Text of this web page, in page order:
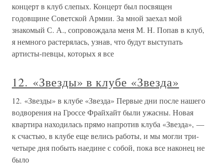
концерт в клуб слепых. Концерт был посвящен
годовщине Советской Армии. За мной заехал мой
знакомый С. А., сопровождала меня М. Н. Попав в клуб,
я немного растерялась, узнав, что будут выступать
артисты-певцы, которых я все
12. «Звезды» в клубе «Звезда»
12. «Звезды» в клубе «Звезда» Первые дни после нашего
водворения на Гроссе Фрайхайт были ужасны. Новая
квартира находилась прямо напротив клуба «Звезда», —
к счастью, в клубе еще велись работы, и мы могли три-
четыре дня побыть наедине с собой, пока все наконец не
было